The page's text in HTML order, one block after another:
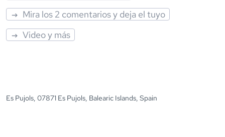
Mira los 2 comentarios y deja el tuyo
Video y más
Es Pujols, 07871 Es Pujols, Balearic Islands, Spain